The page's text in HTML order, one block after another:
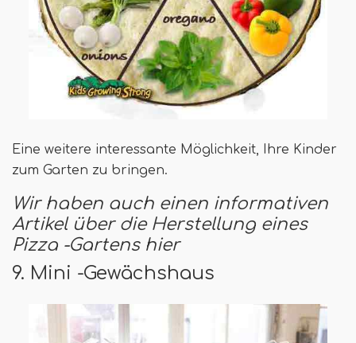
Eine weitere interessante Möglichkeit, Ihre Kinder
zum Garten zu bringen.
Wir haben auch einen informativen
Artikel über die Herstellung eines
Pizza -Gartens hier
9. Mini -Gewächshaus